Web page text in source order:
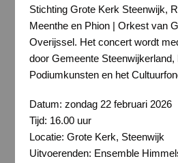
Stichting Grote Kerk Steenwijk,
Meenthe en Phion | Orkest van
Overijssel. Het concert wordt
door Gemeente Steenwijkerland,
Podiumkunsten en het
Datum: zondag 22 februari 2026
Tijd: 16.00 uur
Locatie: Grote Kerk, Steenwijk
Uitvoerenden: Ensemble